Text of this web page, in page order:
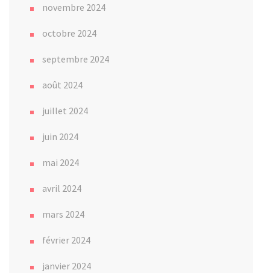
novembre 2024
octobre 2024
septembre 2024
août 2024
juillet 2024
juin 2024
mai 2024
avril 2024
mars 2024
février 2024
janvier 2024